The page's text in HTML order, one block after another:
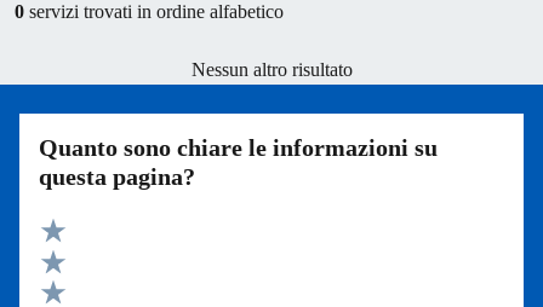
0 servizi trovati in ordine alfabetico
Nessun altro risultato
Quanto sono chiare le informazioni su
questa pagina?
Valuta 5 stelle su 5
Valuta 4 stelle su 5